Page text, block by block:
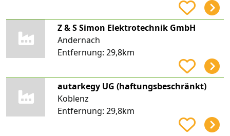
Z & S Simon Elektrotechnik GmbH
Andernach
Entfernung: 29,8km
autarkegy UG (haftungsbeschränkt)
Koblenz
Entfernung: 29,8km